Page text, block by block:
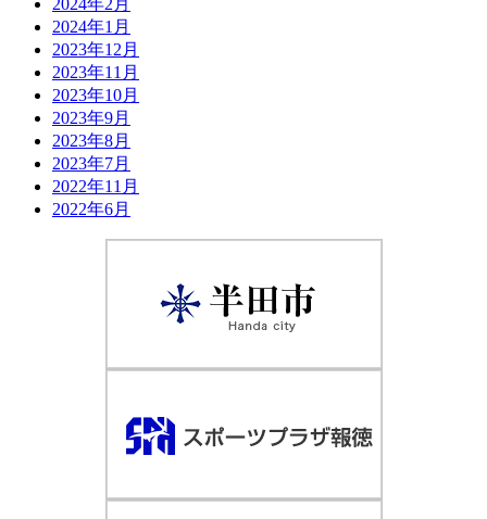
2024年1月
2023年12月
2023年11月
2023年10月
2023年9月
2023年8月
2023年7月
2022年11月
2022年6月